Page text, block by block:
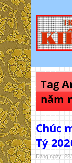
Tag
năm
Chúc
Tý
Đăng ngày: